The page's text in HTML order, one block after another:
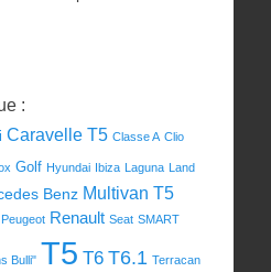
:
Caravelle T5 Classe A Clio
Golf Hyundai Ibiza Laguna Land
Benz Multivan T5
Peugeot Renault Seat SMART
Bulli" T5 T6 T6.1 Terracan